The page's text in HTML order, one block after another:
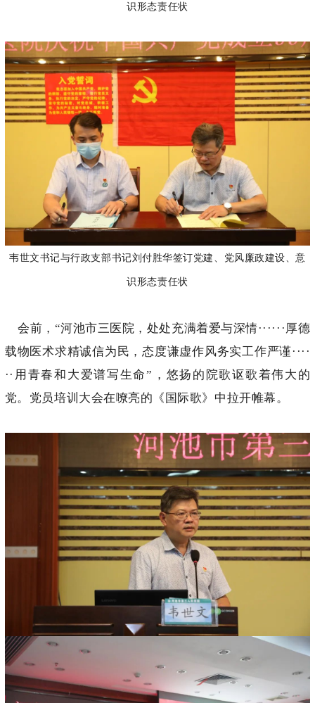
识形态责任状
韦世文书记与行政支部书记刘付胜华签订党建、党风廉政建设、意
识形态责任状
会前，“河池市三医院，处处充满着爱与深情······厚德
载物医术求精诚信为民，态度谦虚作风务实工作严谨····
··用青春和大爱谱写生命”，悠扬的院歌讴歌着伟大的
党。党员培训大会在嘹亮的《国际歌》中拉开帷幕。